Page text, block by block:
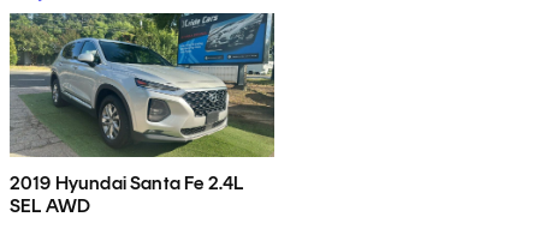
2019 Hyundai Santa Fe 2.4L
SEL AWD